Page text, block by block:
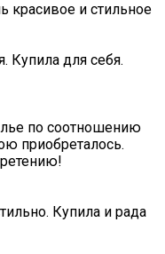
красивое и стильное
Купила для себя.
по соотношению
приобреталось.
Купила и рада